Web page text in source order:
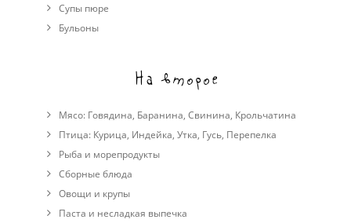
Cупы пюре
Бульоны
На второе
Мясо: Говядина, Баранина, Свинина, Крольчатина
Птица: Курица, Индейка, Утка, Гусь, Перепелка
Рыба и морепродукты
Сборные блюда
Овощи и крупы
Паста и несладкая выпечка